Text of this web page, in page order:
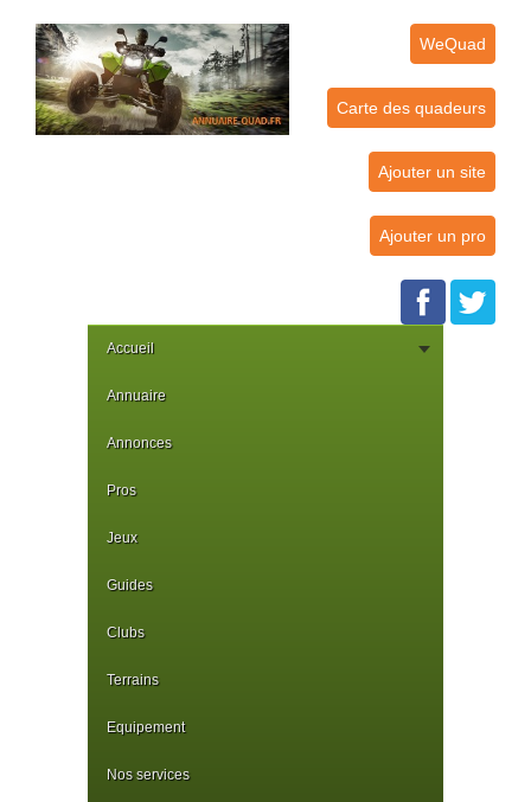
WeQuad
Carte des quadeurs
Ajouter un site
Ajouter un pro
Accueil
Annuaire
Annonces
Pros
Jeux
Guides
Clubs
Terrains
Equipement
Nos services